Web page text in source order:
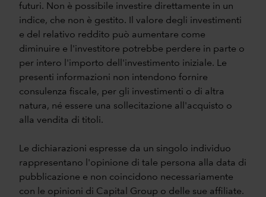
futuri. Non è possibile investire direttamente in un
indice, che non è gestito. Il valore degli investimenti
e del relativo reddito può aumentare come
diminuire e l'investitore potrebbe perdere in parte o
per intero l'importo dell'investimento iniziale. Le
presenti informazioni non intendono fornire
consulenza fiscale, per gli investimenti o di altra
natura, né essere una sollecitazione all'acquisto o
alla vendita di titoli.
Le dichiarazioni espresse da un singolo individuo
rappresentano l'opinione di tale persona alla data di
pubblicazione e non coincidono necessariamente
con le opinioni di Capital Group o delle sue affiliate.